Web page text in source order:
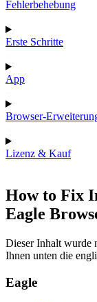
Fehlerbehebung
Erste Schritte
App
Browser-
Lizenz & Kauf
How to Fix
Eagle
Dieser Inhalt wurde
Ihnen unten die
Eagle